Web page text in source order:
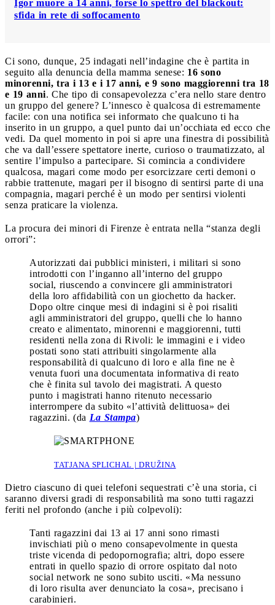
Igor muore a 14 anni, forse lo spettro del blackout:
sfida in rete di soffocamento
Ci sono, dunque, 25 indagati nell’indagine che è partita in
seguito alla denuncia della mamma senese: 16 sono
minorenni, tra i 13 e i 17 anni, e 9 sono maggiorenni tra 18
e 19 anni. Che tipo di consapevolezza c’era nello stare dentro
un gruppo del genere? L’innesco è qualcosa di estremamente
facile: con una notifica sei informato che qualcuno ti ha
inserito in un gruppo, a quel punto dai un’occhiata ed ecco che
vedi. Da quel momento in poi si apre una finestra di possibilità
che va dall’essere spettatore inerte, curioso o traumatizzato, al
sentire l’impulso a partecipare. Si comincia a condividere
qualcosa, magari come modo per esorcizzare certi demoni o
rabbie trattenute, magari per il bisogno di sentirsi parte di una
compagnia, magari perché è un modo per sentirsi violenti
senza praticare la violenza.
La procura dei minori di Firenze è entrata nella “stanza degli
orrori”:
Autorizzati dai pubblici ministeri, i militari si sono
introdotti con l’inganno all’interno del gruppo
social, riuscendo a convincere gli amministratori
della loro affidabilità con un giochetto da hacker.
Dopo oltre cinque mesi di indagini si è poi risaliti
agli amministratori del gruppo, quelli che lo hanno
creato e alimentato, minorenni e maggiorenni, tutti
residenti nella zona di Rivoli: le immagini e i video
postati sono stati attribuiti singolarmente alla
responsabilità di qualcuno di loro e alla fine ne è
venuta fuori una documentata informativa di reato
che è finita sul tavolo dei magistrati. A questo
punto i magistrati hanno ritenuto necessario
interrompere da subito «l’attività delittuosa» dei
ragazzini. (da La Stampa)
TATJANA SPLICHAL | DRUŽINA
Dietro ciascuno di quei telefoni sequestrati c’è una storia, ci
saranno diversi gradi di responsabilità ma sono tutti ragazzi
feriti nel profondo (anche i più colpevoli):
Tanti ragazzini dai 13 ai 17 anni sono rimasti
invischiati più o meno consapevolmente in questa
triste vicenda di pedopornografia; altri, dopo essere
entrati in quello spazio di orrore ospitato dal noto
social network ne sono subito usciti. «Ma nessuno
di loro risulta aver denunciato la cosa», precisano i
carabinieri.